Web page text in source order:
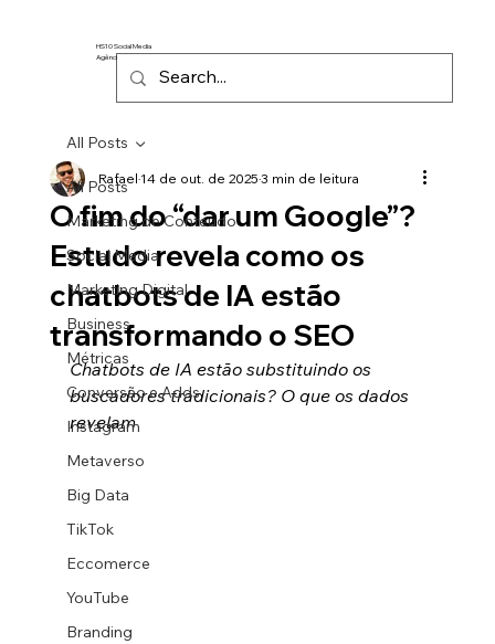
HS10 Social Media
Agência de Marketing Digital
All Posts
Marketing de Conteúdo
Social Media
Marketing Digital
Business
Métricas
Conversão e Adds
Instagram
Metaverso
Big Data
TikTok
Eccomerce
YouTube
Branding
All Posts
O fim do “dar um Google”?
Estudo revela como os
chatbots de IA estão
transformando o SEO
Rafael14 de out. de 20253 min de leitura
Chatbots de IA estão substituindo os
buscadores tradicionais? O que os dados
revelam